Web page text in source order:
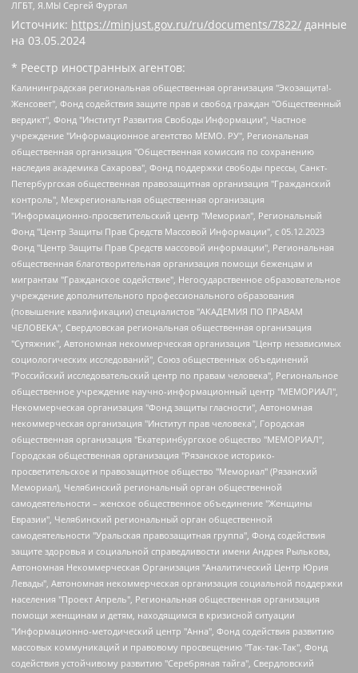
ЛГБТ, Я.МЫ Сергей Фургал
Источник: https://minjust.gov.ru/ru/documents/7822/ данные
на 03.05.2024
* Реестр иностранных агентов:
Калининградская региональная общественная организация "Экозащита!-Женсовет", Фонд содействия защите прав и свобод граждан "Общественный вердикт", Фонд "Институт Развития Свободы Информации", Частное учреждение "Информационное агентство МЕМО. РУ", Региональная общественная организация "Общественная комиссия по сохранению наследия академика Сахарова", Фонд поддержки свободы прессы, Санкт-Петербургская общественная правозащитная организация "Гражданский контроль", Межрегиональная общественная организация "Информационно-просветительский центр "Мемориал", Региональный Фонд "Центр Защиты Прав Средств Массовой Информации", с 05.12.2023 Фонд "Центр Защиты Прав Средств массовой информации", Региональная общественная благотворительная организация помощи беженцам и мигрантам "Гражданское содействие", Негосударственное образовательное учреждение дополнительного профессионального образования (повышение квалификации) специалистов "АКАДЕМИЯ ПО ПРАВАМ ЧЕЛОВЕКА", Свердловская региональная общественная организация "Сутяжник", Автономная некоммерческая организация "Центр независимых социологических исследований", Союз общественных объединений "Российский исследовательский центр по правам человека", Региональное общественное учреждение научно-информационный центр "МЕМОРИАЛ", Некоммерческая организация "Фонд защиты гласности", Автономная некоммерческая организация "Институт прав человека", Городская общественная организация "Екатеринбургское общество "МЕМОРИАЛ", Городская общественная организация "Рязанское историко-просветительское и правозащитное общество "Мемориал" (Рязанский Мемориал), Челябинский региональный орган общественной самодеятельности – женское общественное объединение "Женщины Евразии", Челябинский региональный орган общественной самодеятельности "Уральская правозащитная группа", Фонд содействия защите здоровья и социальной справедливости имени Андрея Рылькова, Автономная Некоммерческая Организация "Аналитический Центр Юрия Левады", Автономная некоммерческая организация социальной поддержки населения "Проект Апрель", Региональная общественная организация помощи женщинам и детям, находящимся в кризисной ситуации "Информационно-методический центр "Анна", Фонд содействия развитию массовых коммуникаций и правовому просвещению "Так-так-Так", Фонд содействия устойчивому развитию "Серебряная тайга", Свердловский региональный общественный фонд социальных проектов "Новое время", "Idel.Реалии", Кавказ.Реалии, Крым.Реалии, Телеканал Настоящее Время, Татаро-башкирская служба Радио Свобода (Azatliq Radiosi), Радио Свободная Европа/Радио Свобода (PCE/PC), "Сибирь.Реалии", "Фактограф", Благотворительный фонд помощи осужденным и их семьям, Автономная некоммерческая организация "Институт глобализации и социальных движений", Фонд "В защиту прав заключенных", Частное учреждение "Центр поддержки и содействия развитию средств массовой информации", Пензенский региональный общественный благотворительный фонд "Гражданский союз", "Север.Реалии", Некоммерческая организация Фонд "Правовая инициатива", Общество с ограниченной ответственностью "Радио Свободная Европа/Радио Свобода", Чешское информационное агентство "MEDIUM-ORIENT", Красноярская региональная общественная организация "Мы против СПИДа", Камалягин Денис Николаевич, Маркелов Сергей Евгеньевич, Пономарев Лев Александрович, Савицкая Людмила Алексеевна, Автономная некоммерческая организация "Центр по работе с проблемой насилия "НАСИЛИЮ.НЕТ", Межрегиональный профессиональный союз работников здравоохранения "Альянс врачей", Юридическое лицо, зарегистрированное в Латвийской Республике, SIA "Medusa Project" (регистрационный номер 40103797863, дата регистрации 10.06.2014), Некоммерческая организация "Фонд по борьбе с коррупцией", Автономная некоммерческая организация "Институт права и публичной политики", Баданин Роман Сергеевич, Гликин Максим Александрович, Железнова Мария Михайловна, Лукьянова Юлия Сергеевна, Маетная Елизавета Витальевна, Маняхин Петр Борисович, Чуракова Ольга Владимировна, Ярош Юлия Петровна, Юридическое лицо "The Insider SIA", зарегистрированное в Риге, Латвийская Республика (дата регистрации 26.06.2015), являющееся администратором доменного имени интернет-издания "The Insider SIA", https://theins.ru, Постернак Алексей Евгеньевич, Рубин Михаил Аркадьевич, Анин Роман Александрович, Юридическое лицо Istories fonds, зарегистрированное в Латвийской Республике (регистрационный номер 50008295751, дата регистрации 24.02.2020), Великовский Дмитрий Александрович, Долинина Ирина Николаевна, Мароховская Алеся Алексеевна, Шлейнов Роман Юрьевич, Шмагун Олеся Валентиновна, Общество с ограниченной ответственностью "Альтаир 2021", Общество с ограниченной ответственностью "Вега 2021", Общество с ограниченной ответственностью "Главный редактор 2021", Общество с ограниченной ответственностью "Ромашки монолит", Важенков Артем Валерьевич, Ивановская областная общественная организация "Центр гендерных исследований", Гурман Юрий Альбертович, Медиапроект "ОВД-Инфо", Егоров Владимир Владимирович, Жилинский Владимир Александрович, Общество с ограниченной ответственностью "ЗП", Иванова София Юрьевна, Карезина Инна Павловна, Кильтау Екатерина Викторовна, Петров Алексей Викторович, Пискунов Сергей Евгеньевич, Смирнов Сергей Сергеевич, Тихонов Михаил Сергеевич, Общество с ограниченной ответственностью "ЖУРНАЛИСТ-ИНОСТРАННЫЙ АГЕНТ", Арапова Галина Юрьевна, Вольтская Татьяна Анатольевна, Американская компания "Mason G.E.S. Anonymous Foundation" (США), являющаяся владельцем интернет-издания https://mnews.world/, Компания "Stichting Bellingcat", зарегистрированная в Нидерландах (дата регистрации 11.07.2018), Захаров Андрей Вячеславович, Клепиковская Екатерина Дмитриевна, Общество с ограниченной ответственностью "МЕМО", Перл Роман Александрович, Симонов Евгений Алексеевич, Соловьева Елена Анатольевна, Сотников Даниил Владимирович, Сурначева Елизавета Дмитриевна, Автономная некоммерческая организация по защите прав человека и информированию населения "Якутия – Наше Мнение", Общество с ограниченной ответственностью "Москоу диджитал медиа", с 26.01.2023 Общество с ограниченной ответственностью "Чайка Белые сады", Ветошкина Валерия Валерьевна, Заговора Максим Александрович, Межрегиональное общественное движение "Российская ЛГБТ - сеть", Оленичев Максим Владимирович, Павлов Иван Юрьевич, Скворцова Елена Сергеевна, Общество с ограниченной ответственностью "Как бы инагент", Кочетков Игорь Викторович, Общество с ограниченной ответственностью "Честные выборы", Еланчик Олег Александрович, Общество с ограниченной ответственностью "Нобелевский призыв", Гималова Регина Эмилевна, Григорьев Андрей Валерьевич, Григорьева Алина Александровна, Ассоциация по содействию защите прав призывников, альтернативнослужащих и военнослужащих "Правозащитная группа "Гражданин.Армия.Право", Хисамова Регина Фаритовна, Автономная некоммерческая организация по реализации социально-правовых программ "Лилит", Дальневосточное общественное движение "Маяк", Санкт-Петербургская ЛГБТ-инициативная группа "Выход", Инициативная группа ЛГБТ+ "Реверс", Алексеев Андрей Викторович, Бекбулатова Таисия Львовна, Беляев Иван Михайлович, Владыкина Елена Сергеевна, Гельман Марат Александрович, Никульшина Вероника Юрьевна, Толоконникова Надежда Андреевна, Шендерович Виктор Анатольевич, Общество с ограниченной ответственностью "Данное сообщение", Общество с ограниченной ответственностью Издательский дом "Новая глава", Айнбиндер Александра Александровна, Московский комьюнити-центр для ЛГБТ+инициатив, Благотворительный фонд развития филантропии, Deutsche Welle (Германия, Kurt-Schumacher-Strasse 3, 53113 Bonn), Борзунова Мария Михайловна, Воробьев Виктор Викторович, Голубева Анна Львовна, Константинова Алла Михайловна, Малкова Ирина Владимировна, Мурадов Мурад Абдулгалимович, Осетинская Елизавета Николаевна, Понасенков Евгений Николаевич, Ганапольский Матвей Юрьевич, Киселев Евгений Алексеевич, Борухович Ирина Григорьевна, Дремин Иван Тимофеевич, Дубровский Дмитрий Викторович, Красноярская региональная общественная организация поддержки и развития альтернативных образовательных технологий и межкультурных коммуникаций "ИНТЕРРА", Маяковская Екатерина Алексеевна, Фейгин Марк Захарович, Филимонов Андрей Викторович, Дзугкоева Регина Николаевна, Доброхотов Роман Александрович, Дудь Юрий Александрович, Елкин Сергей Владимирович, Кругликов Кирилл Игоревич, Сабунаева Мария Леонидовна, Семенов Алексей Владимирович, Шаинян Карен Багратович, Шульман Екатерина Михайловна, Асафьев Артур Валерьевич, Вахштайн Виктор Семенович, Венедиктов Алексей Алексеевич, Лушникова Екатерина Евгеньевна, Волков Леонид Михайлович, Невзоров Александр Глебович, Пархоменко Сергей Борисович, Сироткин Ярослав Николаевич, Кара-Мурза Владимир Владимирович, Баранова Наталья Владимировна, Гозман Леонид Яковлевич, Кагарлицкий Борис Юльевич, Климарев Михаил Валерьевич, Милов Владимир Станиславович, Автономная некоммерческая организация Краснодарский центр современного искусства "Типография", Моргенштерн Алишер Тагирович, Соболь Любовь Эдуардовна, Общество с ограниченной ответственностью "ЛИЗА НОРМ", Каспаров Гарри Кимович, Ходорковский Михаил Борисович, Общество с ограниченной ответственностью "Апрельские тезисы", Данилович Ирина Брониславовна, Кашин Олег Владимирович, Петров Николай Владимирович, Пивоваров Алексей Владимирович, Соколов Михаил Владимирович, Цветкова Юлия Владимировна, Чичваркин Евгений Александрович, Комитет против пыток/Команда против пыток, Общество с ограниченной ответственностью "Первый научный", Общество с ограниченной ответственностью "Вертолет и ко", Белоцерковская Вероника Борисовна, Кац Максим Евгеньевич, Лазарева Татьяна Юрьевна, Шаведдинов Руслан Табризович, Яшин Илья Валерьевич, Общество с ограниченной ответственностью "Иноагент ААВ", Алешковский Дмитрий Петрович, Альбац Евгения Марковна, Быков Дмитрий Львович, Галямина Юлия Евгеньевна, Лойко Сергей Леонидович, Мартынов Кирилл Константинович, Медведев Сергей Александрович, Крашенинников Федор Геннадиевич, Гордеева Катерина Вл